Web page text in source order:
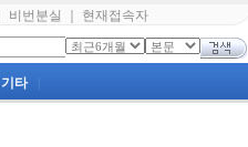
비번분실 현재접속자
기타